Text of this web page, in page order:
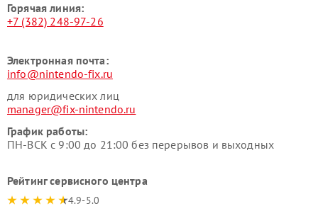
Горячая линия:
+7 (382) 248-97-26
Электронная почта:
info@nintendo-fix.ru
для юридических лиц
manager@fix-nintendo.ru
График работы:
ПН-ВСК с 9:00 до 21:00 без перерывов и выходных
Рейтинг сервисного центра
4.9-5.0